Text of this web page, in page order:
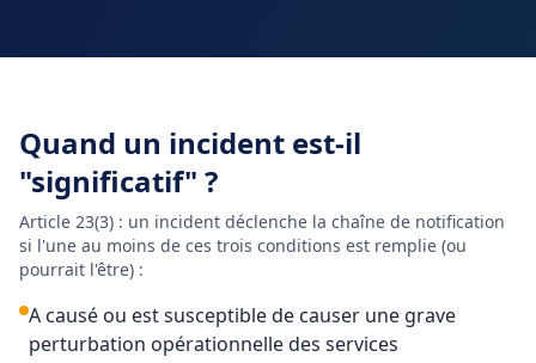
Quand un incident est-il
"significatif" ?
Article 23(3) : un incident déclenche la chaîne de notification
si l'une au moins de ces trois conditions est remplie (ou
pourrait l'être) :
A causé ou est susceptible de causer une grave
perturbation opérationnelle des services